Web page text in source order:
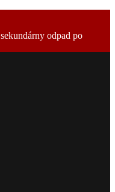
odpad po